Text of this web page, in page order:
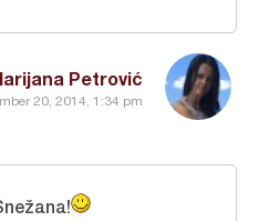
Petrović
20, 2014, 1:34 pm